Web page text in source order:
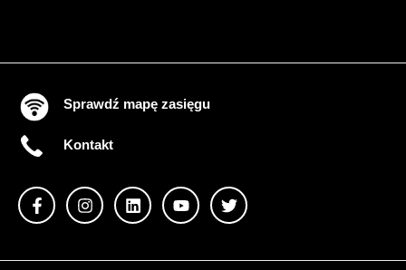
Sprawdź mapę zasięgu
Kontakt